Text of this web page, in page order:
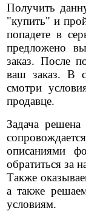
Получить
"купить" и
попадете в
предложено
заказ. После
ваш заказ. В
смотри
продавце.
Задача
описаниями
обратиться за
Также
а также
условиям.